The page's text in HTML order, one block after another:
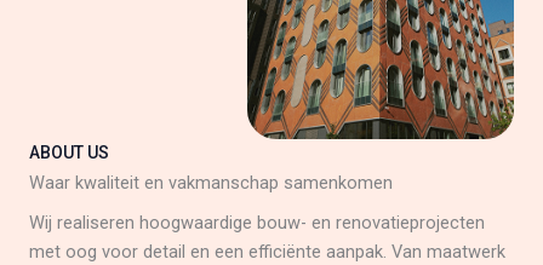
ABOUT US
Waar kwaliteit en vakmanschap samenkomen
Wij realiseren hoogwaardige bouw- en renovatieprojecten
met oog voor detail en een efficiënte aanpak. Van maatwerk